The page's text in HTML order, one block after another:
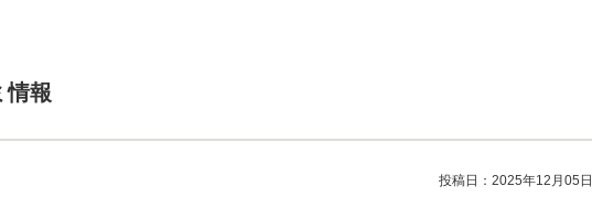
情報
投稿日： 2025年12月05日